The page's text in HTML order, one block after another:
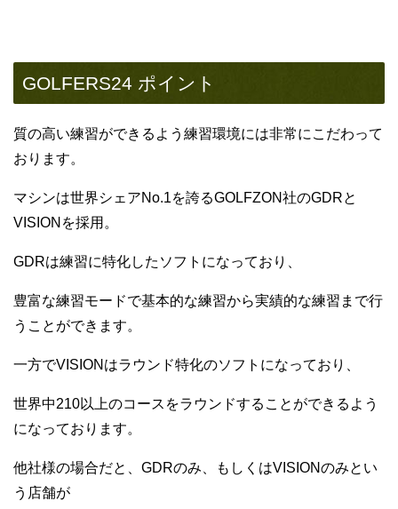
GOLFERS24 ポイント
質の高い練習ができるよう練習環境には非常にこだわって
おります。
マシンは世界シェアNo.1を誇るGOLFZON社のGDRと
VISIONを採用。
GDRは練習に特化したソフトになっており、
豊富な練習モードで基本的な練習から実績的な練習まで行
うことができます。
一方でVISIONはラウンド特化のソフトになっており、
世界中210以上のコースをラウンドすることができるよう
になっております。
他社様の場合だと、GDRのみ、もしくはVISIONのみとい
う店舗が